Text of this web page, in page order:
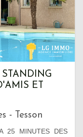
ET
- Tesson
25 MINUTES DES